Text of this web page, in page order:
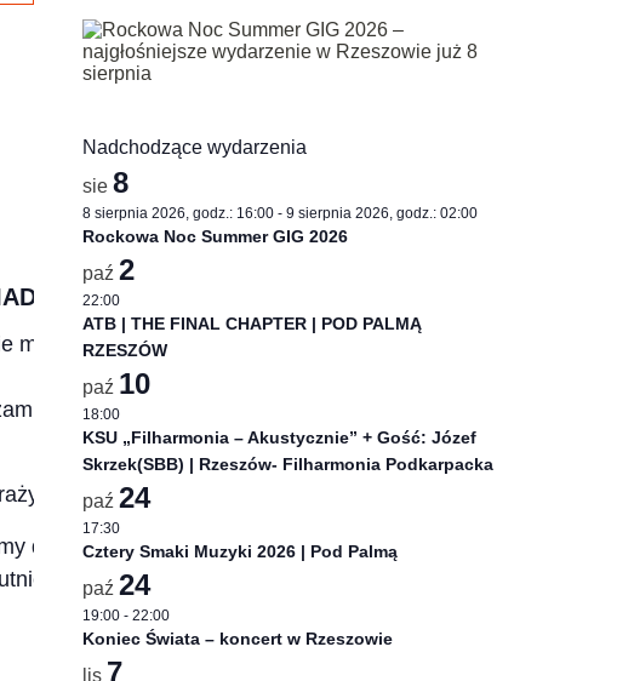
Piotra Bukartyka – znakomitego tekściarza,
w żadne stylistyczne ramy- od Jazzu, rythm
Łobaszewskiej czy Jorgosowi Skoliasowi.
do tego bezkompromisowy, niezwykle trafny komentarz
dziś na scenie niespotykanym.
Nadchodzące wydarzenia
sie 8
8 sierpnia 2026, godz.: 16:00- 9 sierpnia 2026, godz.: 02:00
Rockowa Noc Summer GIG 2026
paź 2
22:00
ATB | THE FINAL CHAPTER | POD PALMĄ
RZESZÓW
paź 10
18:00
KSU „Filharmonia – Akustycznie” + Gość: Józef
Skrzek(SBB) | Rzeszów- Filharmonia Podkarpacka
paź 24
17:30
Cztery Smaki Muzyki 2026 | Pod Palmą
paź 24
19:00- 22:00
Koniec Świata – koncert w Rzeszowie
lis 7